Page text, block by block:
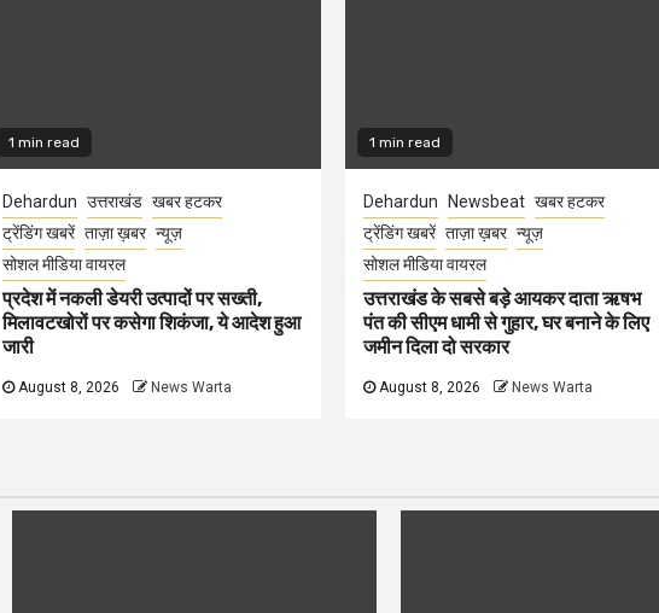
1 min read
Dehardun उत्तराखंड खबर हटकर
ट्रेंडिंग खबरें ताज़ा ख़बर न्यूज़
सोशल मीडिया वायरल
प्रदेश में नकली डेयरी उत्पादों पर सख्ती,
मिलावटखोरों पर कसेगा शिकंजा, ये आदेश हुआ
जारी
August 8, 2026 News Warta
1 min read
Dehardun Newsbeat खबर हटकर
ट्रेंडिंग खबरें ताज़ा ख़बर न्यूज़
सोशल मीडिया वायरल
उत्तराखंड के सबसे बड़े आयकर दाता ऋषभ
पंत की सीएम धामी से गुहार, घर बनाने के लिए
जमीन दिला दो सरकार
August 8, 2026 News Warta